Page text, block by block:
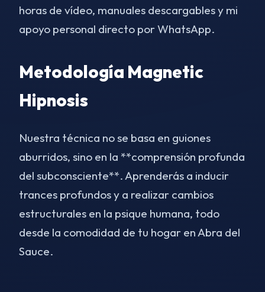
horas de vídeo, manuales descargables y mi
apoyo personal directo por WhatsApp.
Metodología Magnetic
Hipnosis
Nuestra técnica no se basa en guiones
aburridos, sino en la **comprensión profunda
del subconsciente**. Aprenderás a inducir
trances profundos y a realizar cambios
estructurales en la psique humana, todo
desde la comodidad de tu hogar en Abra del
Sauce.